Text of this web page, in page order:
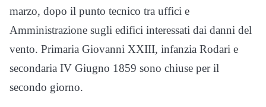
marzo, dopo il punto tecnico tra uffici e
Amministrazione sugli edifici interessati dai danni del
vento. Primaria Giovanni XXIII, infanzia Rodari e
secondaria IV Giugno 1859 sono chiuse per il
secondo giorno.